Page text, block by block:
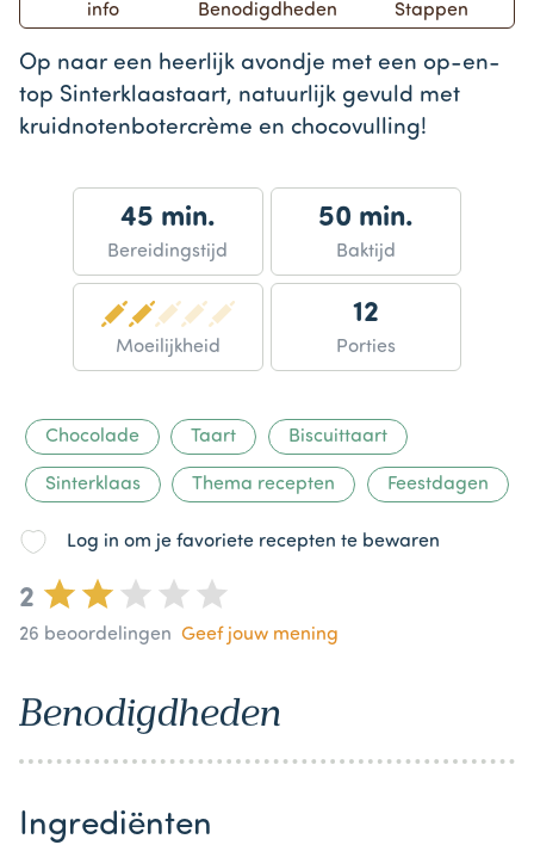
info Benodigdheden Stappen
Op naar een heerlijk avondje met een op-en-
top Sinterklaastaart, natuurlijk gevuld met
kruidnotenbotercrème en chocovulling!
45 min.
Bereidingstijd
50 min.
Baktijd
Moeilijkheid
12
Porties
Chocolade Taart Biscuittaart
Sinterklaas Thema recepten Feestdagen
Log in om je favoriete recepten te bewaren
2
26 beoordelingen Geef jouw mening
Benodigdheden
Ingrediënten